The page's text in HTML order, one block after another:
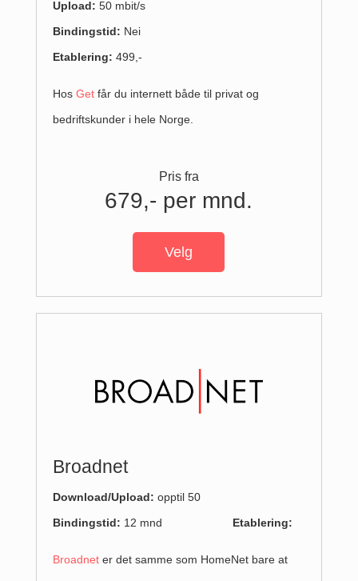
Upload: 50 mbit/s
Bindingstid: Nei
Etablering: 499,-
Hos Getfår du internett både til privat og
bedriftskunder i hele Norge.
Pris fra
679,- per mnd.
Velg
Broadnet
Download/Upload: opptil 50
Bindingstid: 12 mnd Etablering:
Broadneter det samme som HomeNet bare at